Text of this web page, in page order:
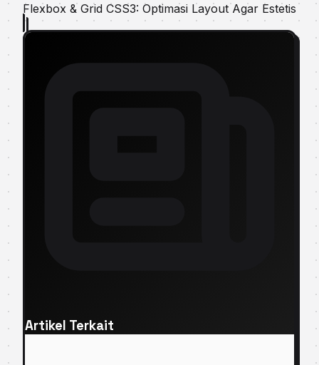
Flexbox & Grid CSS3: Optimasi Layout Agar Estetis
Artikel Terkait